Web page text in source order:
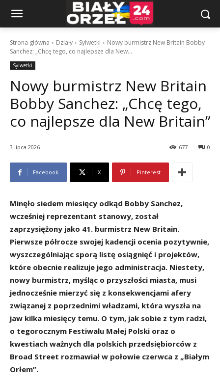
Strona główna Działy Sylwetki
Nowy burmistrz New Britain Bobby
Sanchez: „Chcę tego, co najlepsze dla New...
Sylwetki
Nowy burmistrz New Britain
Bobby Sanchez: „Chcę tego,
co najlepsze dla New Britain”
3 lipca 2026 0
677
Facebook X Pinterest
Minęło siedem miesięcy odkąd Bobby Sanchez,
wcześniej reprezentant stanowy, został
zaprzysiężony jako 41. burmistrz New Britain.
Pierwsze półrocze swojej kadencji ocenia pozytywnie,
wyszczególniając sporą listę osiągnięć i projektów,
które obecnie realizuje jego administracja. Niestety,
nowy burmistrz, myśląc o przyszłości miasta, musi
jednocześnie mierzyć się z konsekwencjami afery
związanej z poprzednimi władzami, która wyszła na
jaw kilka miesięcy temu. O tym, jak sobie z tym radzi,
o tegorocznym Festiwalu Małej Polski oraz o
kwestiach ważnych dla polskich przedsiębiorców z
Broad Street rozmawiał w połowie czerwca z „Białym
Orłem”.